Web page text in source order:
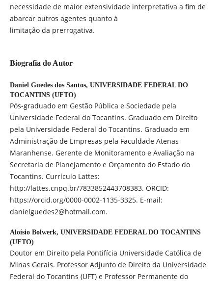
necessidade de maior extensividade interpretativa a fim de
abarcar outros agentes quanto à
limitação da prerrogativa.
Biografia do Autor
Daniel Guedes dos Santos, UNIVERSIDADE FEDERAL DO
TOCANTINS (UFTO)
Pós-graduado em Gestão Pública e Sociedade pela
Universidade Federal do Tocantins. Graduado em Direito
pela Universidade Federal do Tocantins. Graduado em
Administração de Empresas pela Faculdade Atenas
Maranhense. Gerente de Monitoramento e Avaliação na
Secretaria de Planejamento e Orçamento do Estado do
Tocantins. Currículo Lattes:
http://lattes.cnpq.br/7833852443708383. ORCID:
https://orcid.org/0000-0002-1135-3325. E-mail:
danielguedes2@hotmail.com.
Aloísio Bolwerk, UNIVERSIDADE FEDERAL DO TOCANTINS
(UFTO)
Doutor em Direito pela Pontifícia Universidade Católica de
Minas Gerais. Professor Adjunto de Direito da Universidade
Federal do Tocantins (UFT) e Professor Permanente do